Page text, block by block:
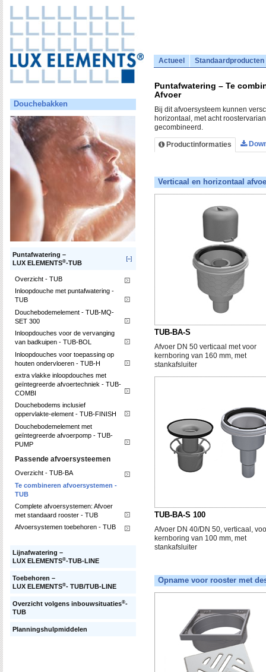
Actueel Standaardproducten
Douchebakken
Puntafwatering –
LUX ELEMENTS®-TUB
Overzicht - TUB
Inloopdouche met puntafwatering -
TUB
Douchebodemelement - TUB-MQ-
SET 300
Inloopdouches voor de vervanging
van badkuipen - TUB-BOL
Inloopdouches voor toepassing op
houten ondervloeren - TUB-H
extra vlakke inloopdouches met
geïntegreerde afvoertechniek - TUB-
COMBI
Douchebodems inclusief
oppervlakte-element - TUB-FINISH
Douchebodemelement met
geïntegreerde afvoerpomp - TUB-
PUMP
Passende afvoersysteemen
Overzicht - TUB-BA
Te combineren afvoersystemen -
TUB
Complete afvoersystemen: Afvoer
met standaard rooster - TUB
Afvoersystemen toebehoren - TUB
Lijnafwatering –
LUX ELEMENTS®-TUB-LINE
Toebehoren –
LUX ELEMENTS®- TUB/TUB-LINE
Overzicht volgens inbouwsituaties®-
TUB
Planningshulpmiddelen
Puntafwatering – Te
Afvoer
Bij dit afvoersysteem kunnen
horizontaal, met acht
gecombineerd.
Productinformaties
Verticaal en horizontaal
TUB-BA-S
Afvoer DN 50 verticaal met voor
kernboring van 160 mm, met
stankafsluiter
TUB-BA-S 100
Afvoer DN 40/DN 50, verticaal,
kernboring van 100 mm, met
stankafsluiter
Opname voor rooster met